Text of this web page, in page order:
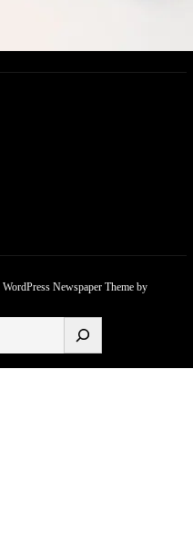
WordPress Newspaper Themeby